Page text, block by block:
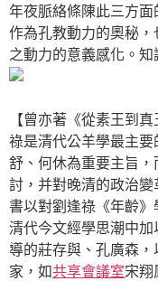
年夜脈絡條陳此三方
作為孔教動力的奧秘
之動力的意義感化。
【曾亦著《從素王到
祿是清代公羊學最主
舒、何休為重要主旨
討，并對晚清的政治
書以對劉逢祿《年齡
清代今文經學思潮中
導的莊存與、孔廣森
家，如共享會議室宋翔